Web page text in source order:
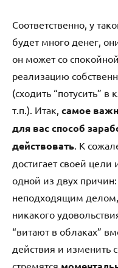
Соответственно, у
будет много денег,
он может со
реализацию
(сходить “потусить”
т.п.). Итак, самое
для вас способ
действовать . К
достигает своей цели
одной из двух
неподходящим делом,
никакого
“витают в облаках”
действия и изменить
стремятся